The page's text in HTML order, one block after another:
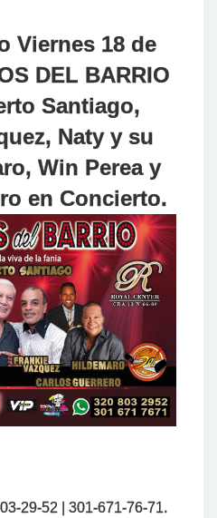
Viernes 18 de
DEL BARRIO
Santiago,
Naty y su
Win Perea y
en Concierto.
29-52 | 301-671-76-71.